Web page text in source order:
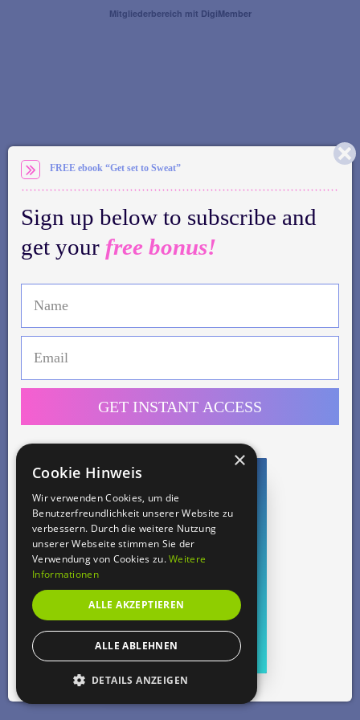
FREE ebook “Get set to Sweat”
Sign up below to subscribe and
get your free bonus!
get set
to
your key to fun fitness
GET INSTANT ACCESS
Mitgliederbereich mit DigiMember
×
Cookie Hinweis
Wir verwenden Cookies, um die
Benutzerfreundlichkeit unserer Website zu
verbessern. Durch die weitere Nutzung
unserer Webseite stimmen Sie der
Verwendung von Cookies zu.Weitere
Informationen
ALLE AKZEPTIEREN
ALLE ABLEHNEN
DETAILS ANZEIGEN